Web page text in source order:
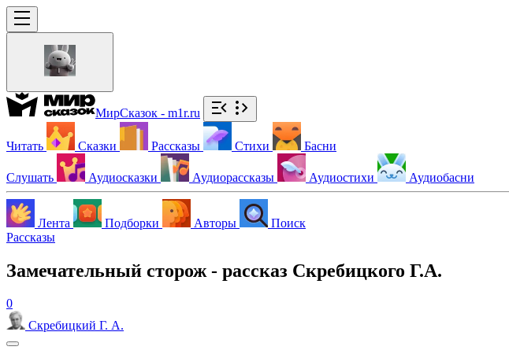
МирСказок - m1r.ru
Читать Сказки Рассказы Стихи Басни
Слушать Аудиосказки Аудиорассказы Аудиостихи Аудиобасни
Лента Подборки Авторы
Поиск
Рассказы
Замечательный сторож - рассказ Скребицкого Г.А.
0
Скребицкий Г. А.